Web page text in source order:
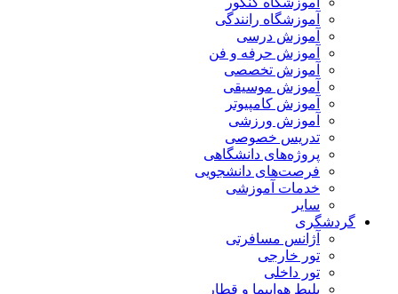
آموزشگاه رانندگی
آموزش درسی
آموزش حرفه و فن
آموزش تخصصی
آموزش موسیقی
آموزش کامپیوتر
آموزش ورزشی
تدریس خصوصی
پروژه‌های دانشگاهی
فرصت‌های دانشجویی
خدمات آموزشی
سایر
گردشگری
آژانس مسافرتی
تور خارجی
تور داخلی
بلیط هواپیما و قطار